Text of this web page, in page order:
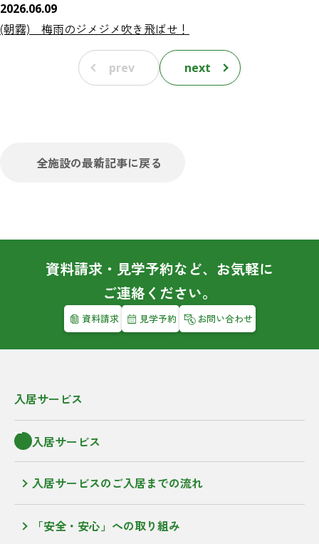
2026.06.09
(朝霧) 梅雨のジメジメ吹き飛ばせ！
prev next
全施設の最新記事に戻る
資料請求・見学予約など、お気軽に
ご連絡ください。
資料請求 見学予約 お問い合わせ
入居サービス
入居サービス
入居サービスのご入居までの流れ
「安全・安心」への取り組み